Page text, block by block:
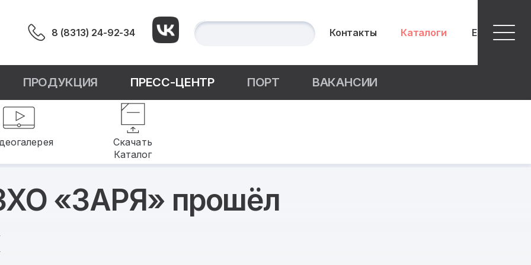
8 (8313) 24-92-34 Контакты Каталоги English
ПРОДУКЦИЯ ПРЕСС-ЦЕНТР ПОРТ ВАКАНСИИ
Скачать
Каталог
«ЗАРЯ» прошёл